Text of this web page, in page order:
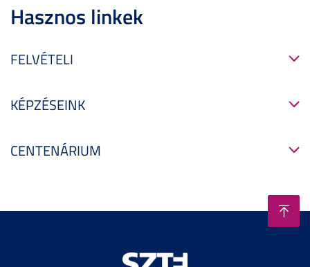
Hasznos linkek
FELVÉTELI
KÉPZÉSEINK
CENTENÁRIUM